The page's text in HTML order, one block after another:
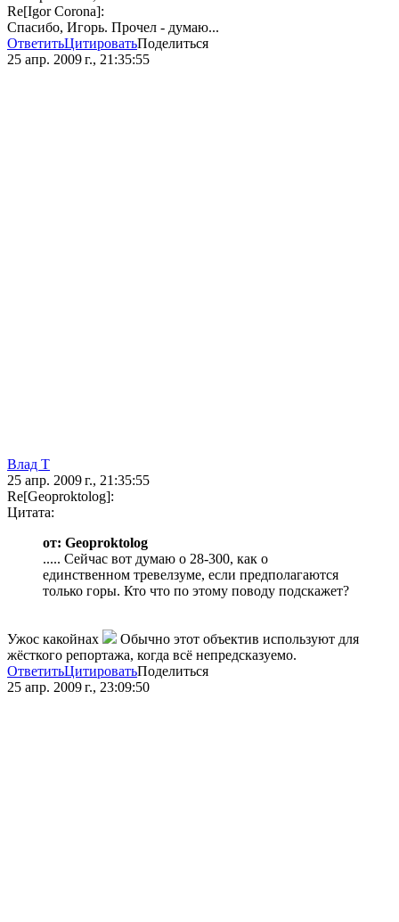
Re[Igor Corona]:
Спасибо, Игорь. Прочел - думаю...
ОтветитьЦитироватьПоделиться
25 апр. 2009 г., 21:35:55
Влад Т
25 апр. 2009 г., 21:35:55
Re[Geoproktolog]:
Цитата:
от: Geoproktolog
..... Сейчас вот думаю о 28-300, как о
единственном тревелзуме, если предполагаются
только горы. Кто что по этому поводу подскажет?
Ужос какойнах
Обычно этот объектив используют для
жёсткого репортажа, когда всё непредсказуемо.
ОтветитьЦитироватьПоделиться
25 апр. 2009 г., 23:09:50